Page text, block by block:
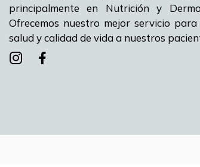
principalmente en Nutrición y
Ofrecemos nuestro mejor servicio
salud y calidad de vida a nuestros